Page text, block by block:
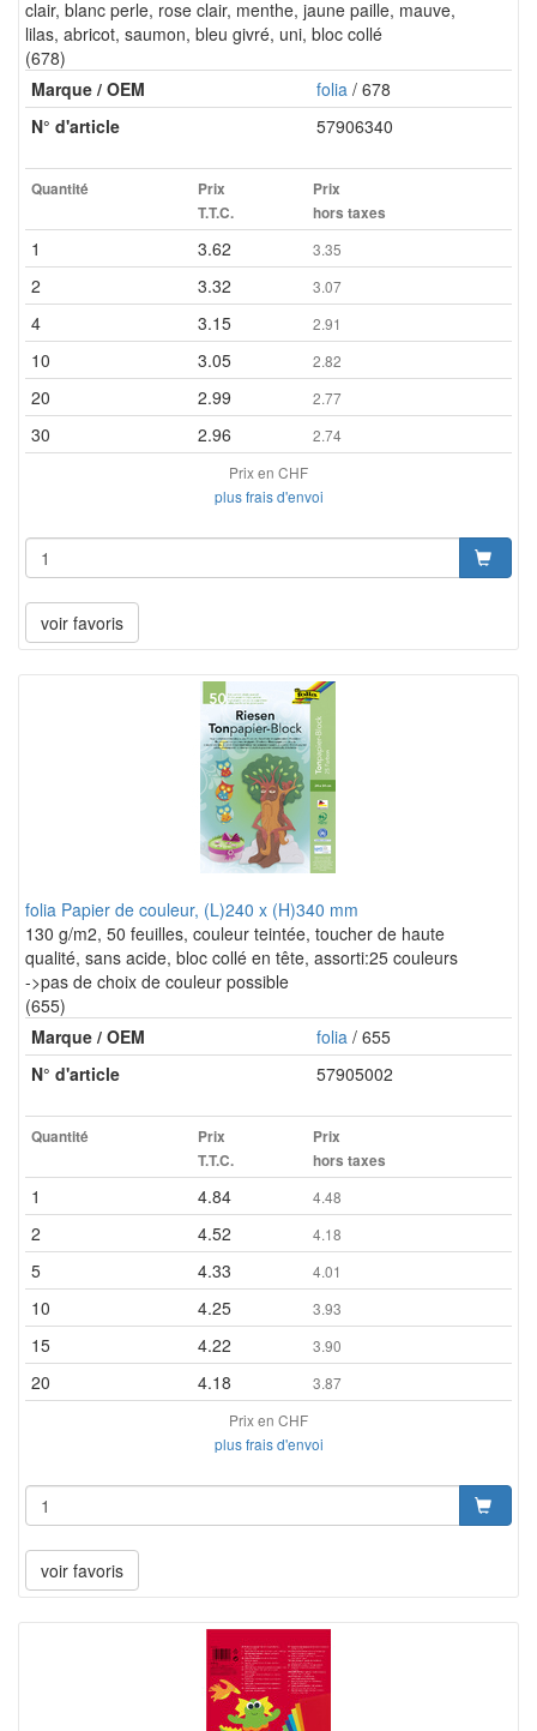
clair, blanc perle, rose clair, menthe, jaune paille, mauve,
lilas, abricot, saumon, bleu givré, uni, bloc collé
(678)
Marque / OEM
folia / 678
N° d'article
57906340
Quantité
Prix
T.T.C.
Prix
hors taxes
1 3.62 3.35
2 3.32 3.07
4 3.15 2.91
10 3.05 2.82
20 2.99 2.77
30 2.96
2.74
Prix en CHF
plus frais d'envoi
voir favoris
folia Papier de couleur, (L)240 x (H)340 mm
130 g/m2, 50 feuilles, couleur teintée, toucher de haute
qualité, sans acide, bloc collé en tête, assorti:25 couleurs
->pas de choix de couleur possible
(655)
Marque / OEM
folia / 655
N° d'article
57905002
Quantité
Prix
T.T.C.
Prix
hors taxes
1 4.84 4.48
2 4.52 4.18
5 4.33 4.01
10 4.25 3.93
15 4.22 3.90
20 4.18
3.87
Prix en CHF
plus frais d'envoi
voir favoris